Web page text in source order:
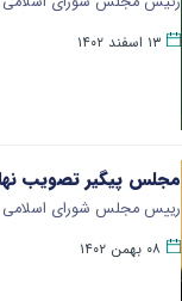
۱۳ اسفند ۱۴۰۲
مجلس پیگیر تصویب
رییس مجلس شورای اسلامی
۰۸ بهمن ۱۴۰۲